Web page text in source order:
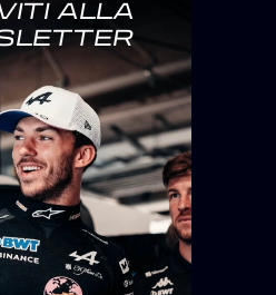
ALLA